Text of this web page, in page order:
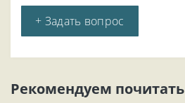
+ Задать вопрос
Рекомендуем почитать